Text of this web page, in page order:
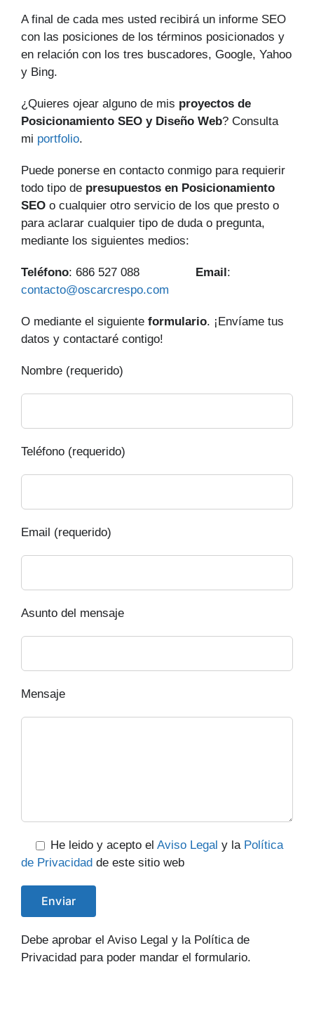
A final de cada mes usted recibirá un informe SEO
con las posiciones de los términos posicionados y
en relación con los tres buscadores, Google, Yahoo
y Bing.
¿Quieres ojear alguno de mis proyectos de
Posicionamiento SEO y Diseño Web? Consulta
mi portfolio.
Puede ponerse en contacto conmigo para requierir
todo tipo de presupuestos en Posicionamiento
SEO o cualquier otro servicio de los que presto o
para aclarar cualquier tipo de duda o pregunta,
mediante los siguientes medios:
Teléfono: 686 527 088 Email :
contacto@oscarcrespo.com
O mediante el siguiente formulario. ¡Envíame tus
datos y contactaré contigo!
Nombre (requerido)
Teléfono (requerido)
Email (requerido)
Asunto del mensaje
Mensaje
He leido y acepto el Aviso Legal y la Política
de Privacidad de este sitio web
Debe aprobar el Aviso Legal y la Política de
Privacidad para poder mandar el formulario.